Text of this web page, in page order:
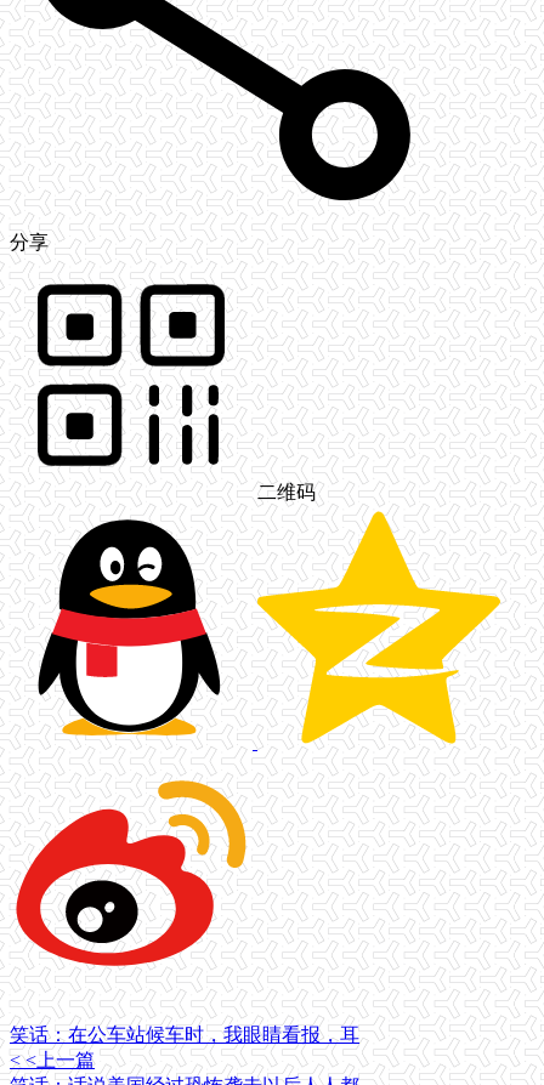
分享
二维码
笑话：在公车站候车时，我眼睛看报，耳
< <上一篇